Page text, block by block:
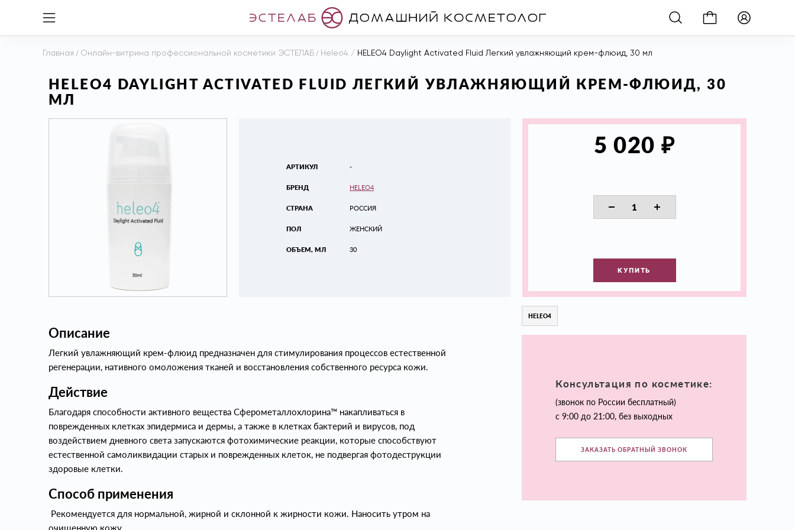
Главная / Онлайн-витрина профессиональной косметики ЭСТЕЛАБ / Heleo4 / HELEO4 Daylight Activated Fluid Легкий увлажняющий крем-флюид, 30 мл
HELEO4 DAYLIGHT ACTIVATED FLUID ЛЕГКИЙ УВЛАЖНЯЮЩИЙ КРЕМ-ФЛЮИД, 30
МЛ
АРТИКУЛ
БРЕНД
СТРАНА
ПОЛ
ОБЪЕМ, МЛ
-
HELEO4
РОССИЯ
ЖЕНСКИЙ
30
5 020 ₽
КУПИТЬ
Описание
Легкий увлажняющий крем-флюид предназначен для стимулирования процессов естественной
регенерации, нативного омоложения тканей и восстановления собственного ресурса кожи.
Действие
Благодаря способности активного вещества Сферометаллохлорина™ накапливаться в
поврежденных клетках эпидермиса и дермы, а также в клетках бактерий и вирусов, под
воздействием дневного света запускаются фотохимические реакции, которые способствуют
естественной самоликвидации старых и поврежденных клеток, не подвергая фотодеструкции
здоровые клетки.
Способ применения
Рекомендуется для нормальной, жирной и склонной к жирности кожи. Наносить утром на
очищенную кожу.
HELEO4
Консультация по косметике:
(звонок по России бесплатный)
с 9:00 до 21:00, без выходных
ЗАКАЗАТЬ ОБРАТНЫЙ ЗВОНОК